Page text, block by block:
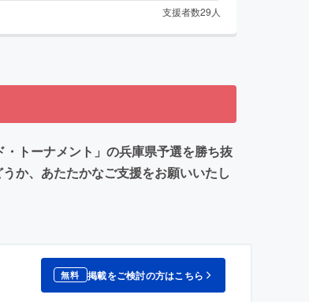
支援者数29 人
トーナメント」の兵庫県予選を勝ち抜
か、あたたかなご支援をお願いいたし
無料 掲載をご検討の方はこちら